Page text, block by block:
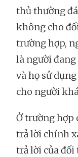
thủ thường
không cho
trường hợp,
là người
và họ sử
cho người
Ở trường hợp
trả lời chính
trả lời của